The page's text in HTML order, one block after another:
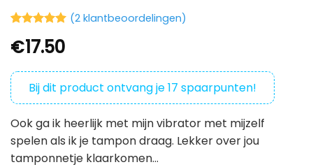
5op 5
gebaseerd
klantbeoordelingen
(2klantbeoordelingen)
€17.50
Bij dit product ontvang je17 spaarpunten!
Ook ga ik heerlijk met mijn vibrator met mijzelf
spelen als ik je tampon draag. Lekker over jou
tamponnetje klaarkomen…